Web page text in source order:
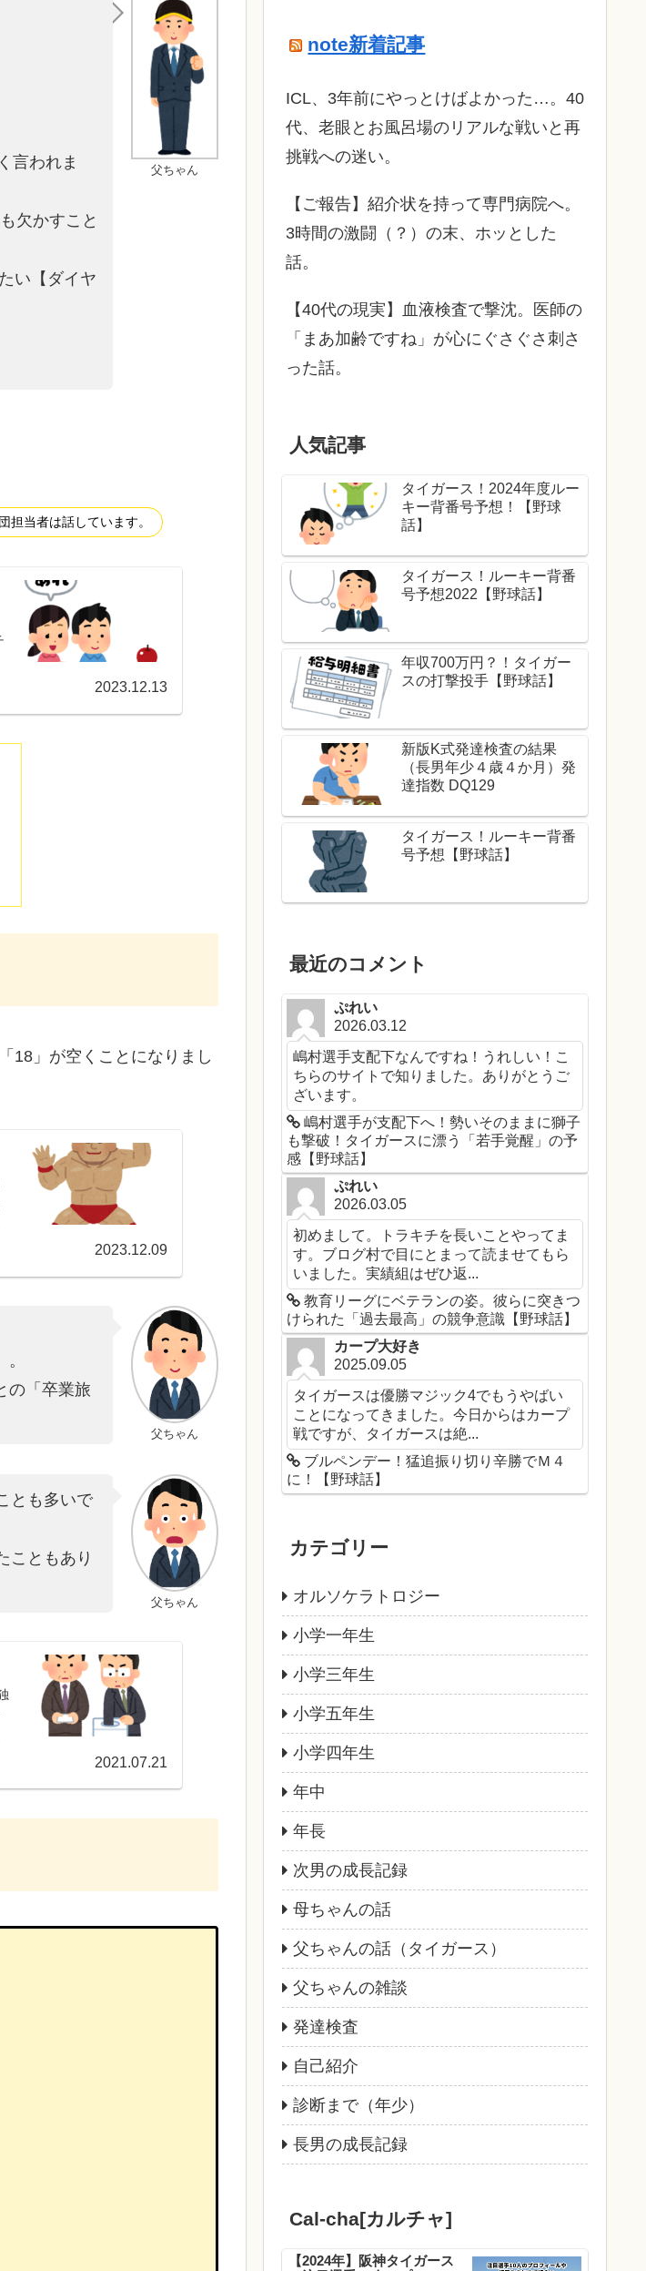
父ちゃん
く言われま
欠かすこと
い【ダイヤ
担当者は話しています。
2023.12.13
18」が空くことになりまし
2023.12.09
父ちゃん
の「卒業旅
父ちゃん
とも多いで
こともあり
2021.07.21
note新着記事
ICL、3年前にやっとけばよかった…。40
代、老眼とお風呂場のリアルな戦いと再
挑戦への迷い。
​【ご報告】紹介状を持って専門病院へ。
3時間の激闘（？）の末、ホッとした
話。
【40代の現実】血液検査で撃沈。医師の
「まあ加齢ですね」が心にぐさぐさ刺さ
った話。
人気記事
タイガース！2024年度ルー
キー背番号予想！【野球
話】
タイガース！ルーキー背番
号予想2022【野球話】
年収700万円？！タイガー
スの打撃投手【野球話】
新版K式発達検査の結果
（長男年少４歳４か月）発
達指数 DQ129
タイガース！ルーキー背番
号予想【野球話】
最近のコメント
ぷれい
2026.03.12
嶋村選手支配下なんですね！うれしい！こ
ちらのサイトで知りました。ありがとうご
ざいます。
嶋村選手が支配下へ！勢いそのままに獅子
も撃破！タイガースに漂う「若手覚醒」の予
感【野球話】
ぷれい
2026.03.05
初めまして。トラキチを長いことやってま
す。ブログ村で目にとまって読ませてもら
いました。実績組はぜひ返...
教育リーグにベテランの姿。彼らに突きつ
けられた「過去最高」の競争意識【野球話】
カープ大好き
2025.09.05
タイガースは優勝マジック4でもうやばい
ことになってきました。今日からはカープ
戦ですが、タイガースは絶...
ブルペンデー！猛追振り切り辛勝でＭ４
に！【野球話】
カテゴリー
オルソケラトロジー
小学一年生
小学三年生
小学五年生
小学四年生
年中
年長
次男の成長記録
母ちゃんの話
父ちゃんの話（タイガース）
父ちゃんの雑談
発達検査
自己紹介
診断まで（年少）
長男の成長記録
Cal-cha[カルチャ]
【2024年】阪神タイガース